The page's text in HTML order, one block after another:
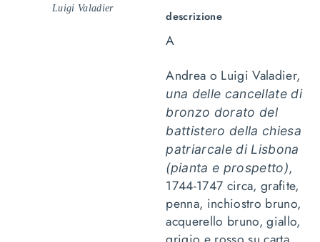
Luigi Valadier
descrizione
A
Andrea o Luigi Valadier,
una delle cancellate di
bronzo dorato del
battistero della chiesa
patriarcale di Lisbona
(pianta e prospetto),
1744-1747 circa, grafite,
penna, inchiostro bruno,
acquerello bruno, giallo,